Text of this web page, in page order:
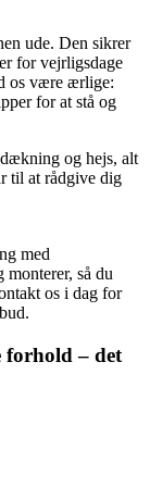
ude. Den sikrer
for vejrligsdage
os være ærlige:
for at stå og
og hejs, alt
til at rådgive dig
med
så du
os i dag for
– det